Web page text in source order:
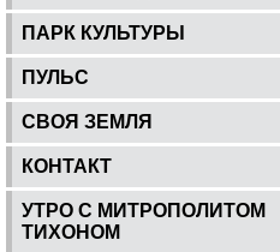
ПАРК КУЛЬТУРЫ
ПУЛЬС
СВОЯ ЗЕМЛЯ
КОНТАКТ
УТРО С МИТРОПОЛИТОМ
ТИХОНОМ